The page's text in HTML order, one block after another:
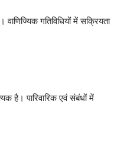
गतिविधियों में सक्रियता
है। पारिवारिक एवं संबंधों में